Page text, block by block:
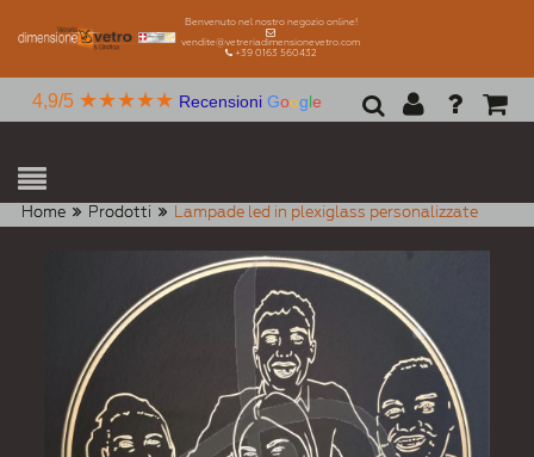
Benvenuto nel nostro negozio online!
vendite@vetreriadimensionevetro.com
+39 0163 560432
4,9/5 ★★★★★ Recensioni Google
Home Prodotti Lampade led in plexiglass personalizzate